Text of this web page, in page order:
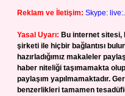
Reklam ve İletişim: Skype:
Yasal Uyarı: Bu internet sitesi,
şirketi ile hiçbir bağlantısı
hazırladığımız makaleler
haber niteliği taşımamakta
paylaşım yapılmamaktadır.
benzerlikleri tamamen